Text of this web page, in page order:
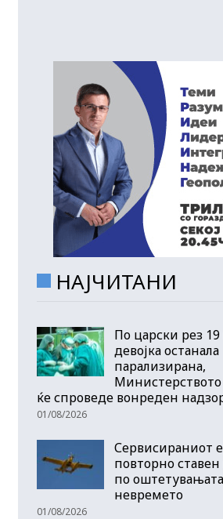
НАЈЧИТАНИ
По царски рез
девојка останала
парализирана,
Министерството
ќе спроведе вонреден
01/08/2026
Сервисираниот
повторно
по
невремето
01/08/2026